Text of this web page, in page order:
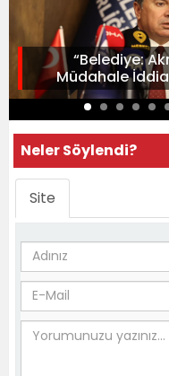
“Belediye:
Müdahale
Neler Söylendi?
Site